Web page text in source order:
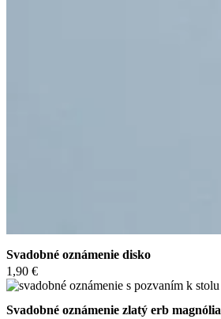
Svadobné oznámenie disko
1,90 €
Svadobné oznámenie zlatý erb magnólia